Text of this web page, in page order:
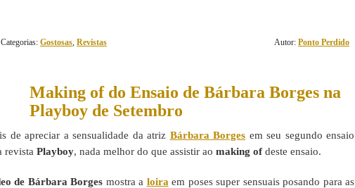
Categorias: Gostosas, Revistas Autor: Ponto Perdido
Making of do Ensaio de Bárbara Borges na
Playboy de Setembro
de apreciar a sensualidade da atriz Bárbara Borges em seu segundo ensaio
revista Playboy, nada melhor do que assistir ao making ofdeste ensaio.
de Bárbara Borges mostra a loira em poses super sensuais posando para as